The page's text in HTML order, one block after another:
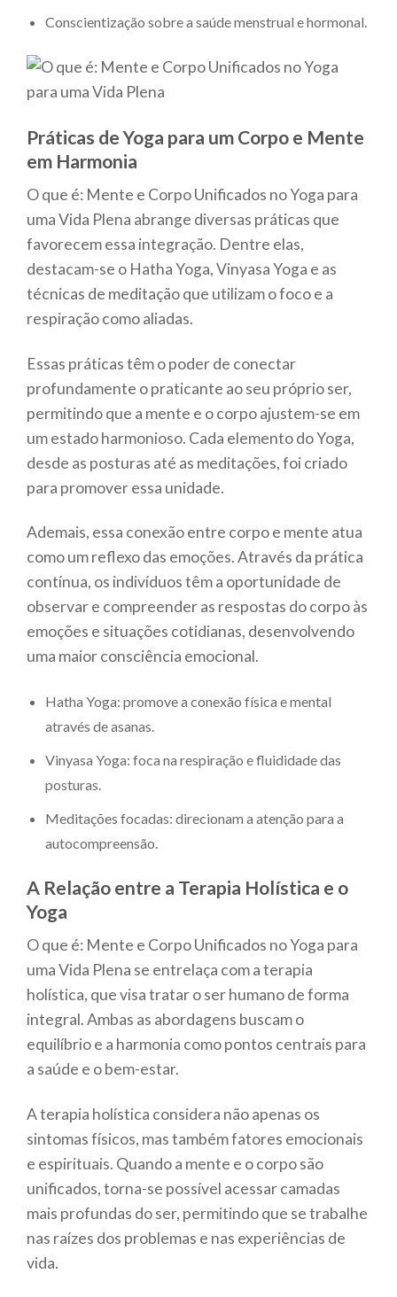
Conscientização sobre a saúde menstrual e hormonal.
Práticas de Yoga para um Corpo e Mente
em Harmonia
O que é: Mente e Corpo Unificados no Yoga para
uma Vida Plena abrange diversas práticas que
favorecem essa integração. Dentre elas,
destacam-se o Hatha Yoga, Vinyasa Yoga e as
técnicas de meditação que utilizam o foco e a
respiração como aliadas.
Essas práticas têm o poder de conectar
profundamente o praticante ao seu próprio ser,
permitindo que a mente e o corpo ajustem-se em
um estado harmonioso. Cada elemento do Yoga,
desde as posturas até as meditações, foi criado
para promover essa unidade.
Ademais, essa conexão entre corpo e mente atua
como um reflexo das emoções. Através da prática
contínua, os indivíduos têm a oportunidade de
observar e compreender as respostas do corpo às
emoções e situações cotidianas, desenvolvendo
uma maior consciência emocional.
Hatha Yoga: promove a conexão física e mental
através de asanas.
Vinyasa Yoga: foca na respiração e fluididade das
posturas.
Meditações focadas: direcionam a atenção para a
autocompreensão.
A Relação entre a Terapia Holística e o
Yoga
O que é: Mente e Corpo Unificados no Yoga para
uma Vida Plena se entrelaça com a terapia
holística, que visa tratar o ser humano de forma
integral. Ambas as abordagens buscam o
equilíbrio e a harmonia como pontos centrais para
a saúde e o bem-estar.
A terapia holística considera não apenas os
sintomas físicos, mas também fatores emocionais
e espirituais. Quando a mente e o corpo são
unificados, torna-se possível acessar camadas
mais profundas do ser, permitindo que se trabalhe
nas raízes dos problemas e nas experiências de
vida.